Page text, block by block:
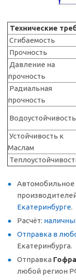
Технические
Сгибаемость
Прочность
Давление на
прочность
Радиальная
прочность
Водоустойчивость
Устойчивость к
Маслам
Автомобильное
Екатеринбурге.
Расчёт:
Отправка в
Екатеринбурга.
Отправка
любой регион